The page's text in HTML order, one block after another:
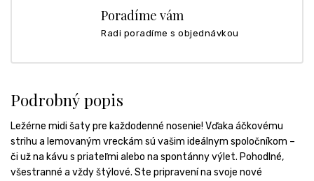
Poradíme vám
Radi poradíme s objednávkou
Podrobný popis
Ležérne midi šaty pre každodenné nosenie! Vďaka áčkovému
strihu a lemovaným vreckám sú vašim ideálnym spoločníkom –
či už na kávu s priateľmi alebo na spontánny výlet. Pohodlné,
všestranné a vždy štýlové. Ste pripravení na svoje nové